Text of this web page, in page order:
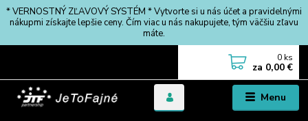
* VERNOSTNÝ ZĽAVOVÝ SYSTÉM * Vytvorte si u nás účet a pravidelnými
nákupmi získajte lepšie ceny. Čím viac u nás nakupujete, tým väčšiu zľavu
máte.
Menu
0 ks
za 0,00 €